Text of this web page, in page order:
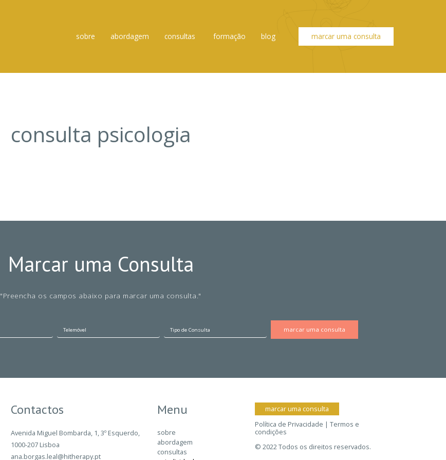
sobre abordagem consultas formação blog marcar uma consulta
consulta psicologia
Marcar uma Consulta
"Preencha os campos abaixo para marcar uma consulta."
Contactos
Avenida Miguel Bombarda, 1, 3º Esquerdo,
1000-207 Lisboa
ana.borgas.leal@hitherapy.pt
Menu
sobre
abordagem
consultas
marcar uma consulta
Política de Privacidade | Termos e
condições
© 2022 Todos os direitos reservados.